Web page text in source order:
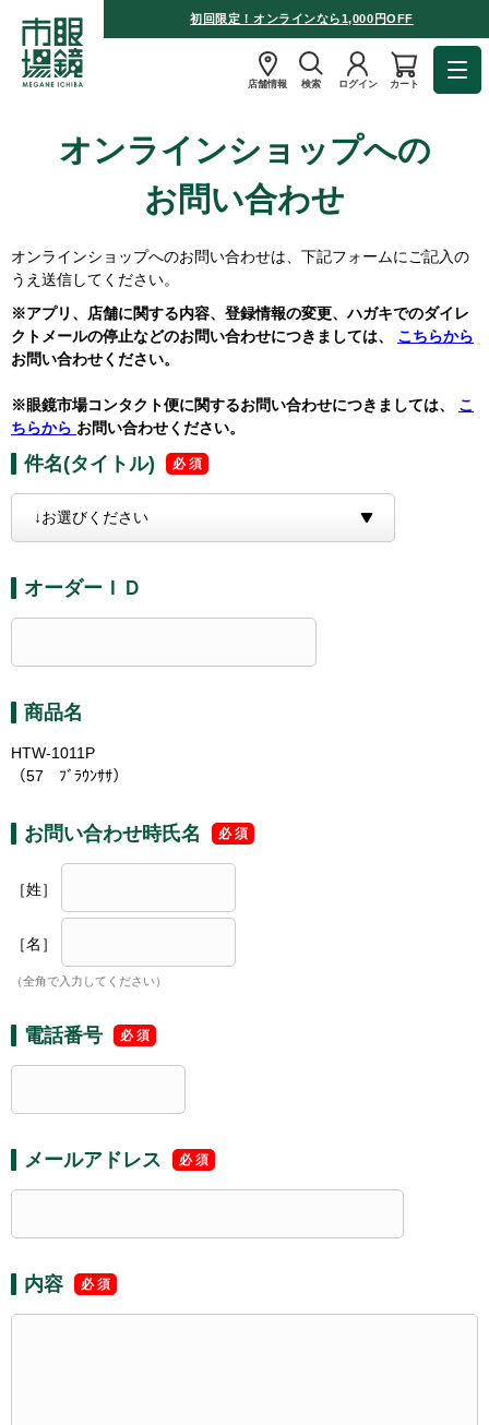
初回限定！オンラインなら1,000円OFF
店舗情報 検索 ログイン カート
オンラインショップへの
お問い合わせ
オンラインショップへのお問い合わせは、下記フォームにご記入の
うえ送信してください。
※アプリ、店舗に関する内容、登録情報の変更、ハガキでのダイレ
クトメールの停止などのお問い合わせにつきましては、 こちらから
お問い合わせください。
※眼鏡市場コンタクト便に関するお問い合わせにつきましては、 こ
ちらから お問い合わせください。
件名(タイトル)
オーダーＩＤ
商品名
HTW-1011P
（57 ﾌﾞﾗｳﾝｻｻ）
お問い合わせ時氏名
［姓］
［名］
（全角で入力してください）
電話番号
メールアドレス
内容